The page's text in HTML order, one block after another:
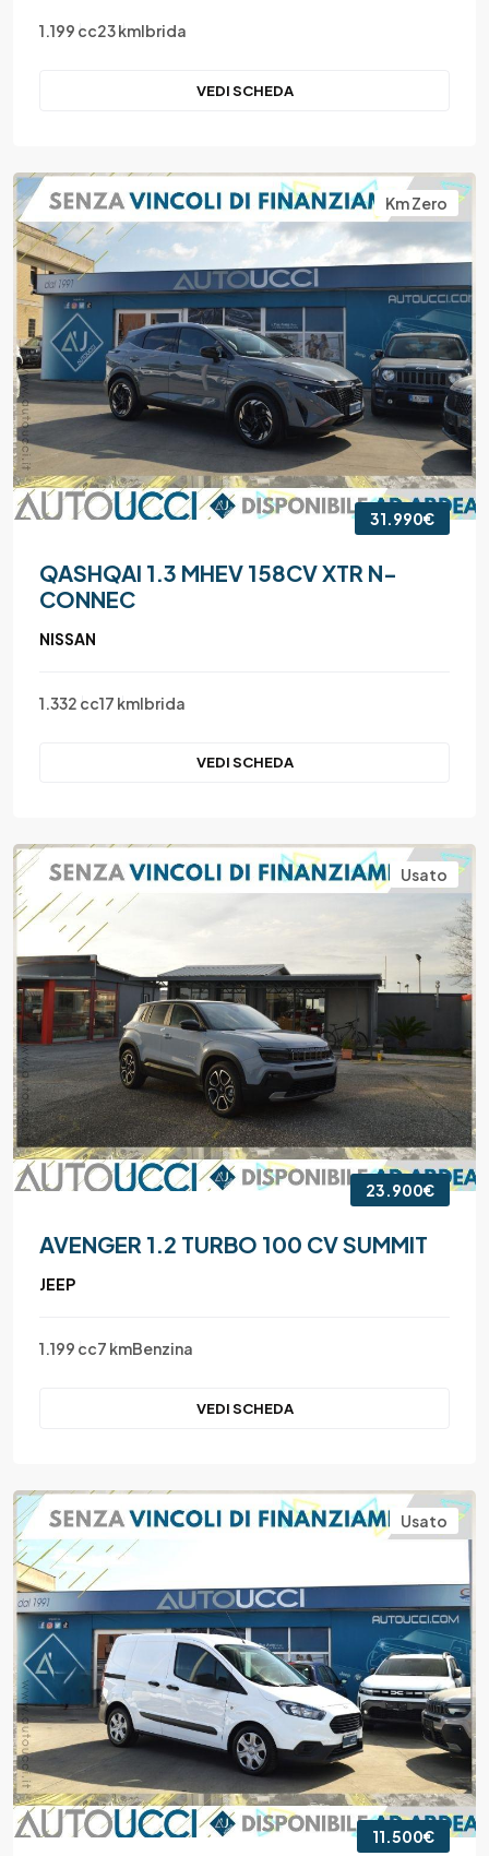
1.199 cc23 kmIbrida
VEDI SCHEDA
Km Zero
31.990€
QASHQAI 1.3 MHEV 158CV XTR N-
CONNEC
NISSAN
1.332 cc17 kmIbrida
VEDI SCHEDA
Usato
23.900€
AVENGER 1.2 TURBO 100 CV SUMMIT
JEEP
1.199 cc7 kmBenzina
VEDI SCHEDA
Usato
11.500€